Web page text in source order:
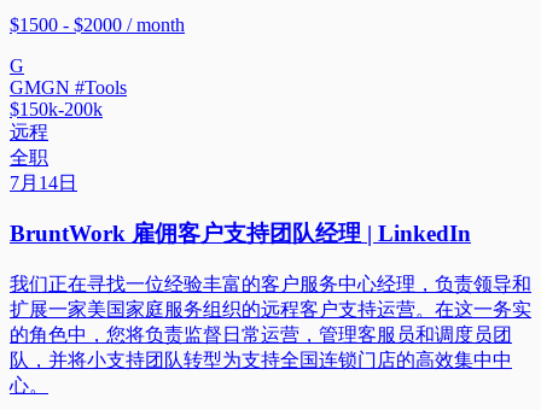
$1500 - $2000 / month
G
GMGN #Tools
$150k-200k
远程
全职
7月14日
BruntWork 雇佣客户支持团队经理 | LinkedIn
我们正在寻找一位经验丰富的客户服务中心经理，负责领导和
扩展一家美国家庭服务组织的远程客户支持运营。在这一务实
的角色中，您将负责监督日常运营，管理客服员和调度员团
队，并将小支持团队转型为支持全国连锁门店的高效集中中
心。